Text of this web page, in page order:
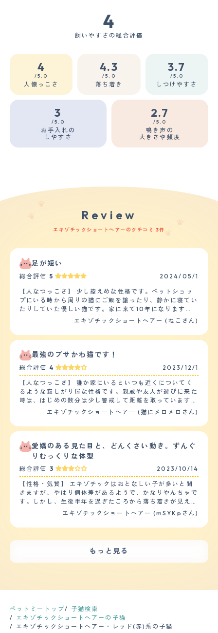
4
飼いやすさの総合評価
4
/5.0
人懐っこさ
4.3
/5.0
落ち着き
3.7
/5.0
しつけやすさ
3
/5.0
お手入れの
しやすさ
2.7
/5.0
鳴き声の
大きさや頻度
Review
エキゾチックショートヘアーのクチコミ 3件
足が短い
総合評価 5 2024/05/1
【人なつっこさ】 少し控えめな性格です。ペットショッ
プにいる時から周りの猫にご飯を譲ったり、静かに寝てい
たりしていた優しい猫です。家に来て10年になります
が、来た当初よりは懐くようになりました。ですが、今で
も膝の上に乗ってきたり一緒に寝たりするということはあ
りません笑 すりすりしたり撫でさせてくれはしますが警
良くて、他の猫は飼っていないのてわかりませんが、いた
らびっくりしてしまうと思います。 【落ち着き】 すごく
落ち着いています。寝ていることが多く、走るのはトイレ
の時くらいです。虫が現れた時のみ追いかけたり暴れたり
しますが、基本的には静かです。ただ、何度注意されても
台所に入るなど、すこしいたずらっ子な面もあります(か
わいいです)。 【しつけやすさ】 家猫なので散歩はしませ
ん。家の中でも寝ていることが多くあまり動きません。猫
です。気が向いた時に自宅パトロールするくらいです。し
つけは1度教えたら出来ていました。 【お手入れ】 毛は短
毛で柔らかいです。顎下の白い毛がもふもふでかわいい。
シャンプーは嫌がるのでしたことがないです。代わりに、
毛玉を吐かないようブラッシングは毎日行っていて、猫も
ブラッシングを気に入っているようです。カットも経験あ
りません。慢性的な健康問題ですが、涙やけと顎ニキビが
あります。動物病院に行った際に入念にお手入れしてもら
い、普段は家で顔や顎を拭くなどで対処しています。病院
に行く頻度は3-4ヶ月に1回程度です。 【鳴き声】 あまり
る？ことが多い印象です。トイレをした時や母が帰ってこ
すが、日常的にはあまりないと思われます。 【総評】 猫
との出会いはペットショップでした。新しく出来たショッ
ピングモールに行った際一目惚れして買うことにしまし
プまで少し距離があるので家に連れてくるのが大変でした
あまりありません。猫が来てから生活がとても豊かになっ
たので、いい出会いだと思います。今も楽しいです。
エキゾチックショートヘアー (ねこさん)
最強のブサかわ猫です！
総合評価 4 2023/12/1
【人なつっこさ】 誰か家にいるといつも近くについてく
るような寂しがり屋な性格です。親戚や友人が遊びに来た
時は、はじめの数分は少し警戒して距離を取っています
が、問題ない人だと認識すると初対面でも自分からすり寄
面でもお腹を見せるほど警戒心が低めな男の子です。２歳
どもせずにその場にとどまっているほどおっとりした性格
です。 【落ち着き】 普段は常に誰かの近くで寝ておりと
丸めたティッシュにはすごく反応して、走り回ってティッ
シュと格闘する時があります。猫グッズはあまり興味が内
容で唯一猫じゃらしにだけ興味を示しました。 【しつけ
やすさ】 ペットショップから迎え入れた時からすぐにト
イレで用を足せるような子でしたので、しつけはほぼして
いません。いまでも粗相はないです。じゃれあいの中で興
【お手入れ】 顔がぺったんこだからなのか、目やにがと
ても多く発生しますので毎日、目やにの掃除が欠かせませ
ん。 【鳴き声】 ほぼ鳴かないですし、鳴いても声が小さ
いです。鳴かな過ぎるので、家の中でどこにいるのか分か
らなくなる時が多々あります。鳴くことが少ないので、逆
エキゾチックショートヘアー (猫にメロメロさん)
愛嬌のある見た目と、どんくさい動き。ずんぐ
りむっくりな体型
総合評価 3 2023/10/14
【性格・気質】 エキゾチックはおとなしい子が多いと聞
きますが、やはり個体差があるようで、かなりやんちゃで
す。しかし、生後半年を過ぎたころから落ち着きが見え始
めました。最近はやっと「だめ」を覚え出したのか、こち
がおり、先住とは年が離れているため（5つ違い）よく揉
キゾ・ペルシャに多いとされている多発性嚢胞腎は遺伝が
はせずに健康に育っております。 【運動の頻度】 運動量
のお部屋で走り回っています。縦の運動が必要なので、キ
ャットタワーも設備し使ってもらいます。また、2匹いる
ため 1匹飼いのご家庭よりは運動量はあるかと思います。
エキゾチックショートヘアー (mSYKpさん)
もっと見る
ペットミートップ
子猫検索
エキゾチックショートヘアーの子猫
エキゾチックショートヘアー・レッド(赤)系の子猫